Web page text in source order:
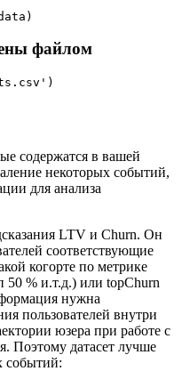
файлом
)
содержатся в вашей
некоторых событий,
для анализа
LTV и Churn. Он
соответствующие
когорте по метрике
50 % и.т.д.) или topChurn
нужна
пользователей внутри
юзера при работе с
Поэтому датасет лучше
событий: